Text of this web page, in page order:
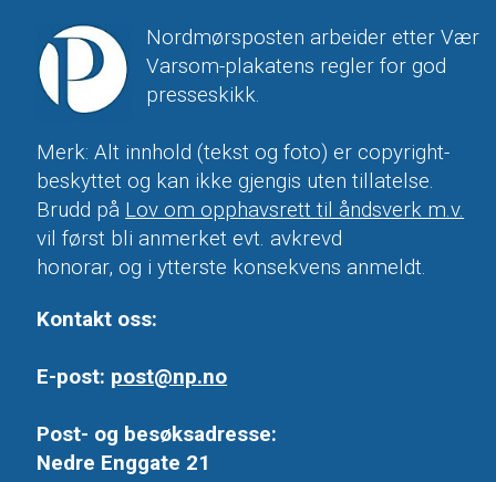
Nordmørsposten arbeider etter Vær
Varsom-plakatens regler for god
presseskikk.
Merk: Alt innhold (tekst og foto) er copyright-
beskyttet og kan ikke gjengis uten tillatelse.
Brudd på Lov om opphavsrett til åndsverk m.v.
vil først bli anmerket evt. avkrevd
honorar, og i ytterste konsekvens anmeldt.
Kontakt oss:
E-post: post@np.no
Post- og besøksadresse:
Nedre Enggate 21